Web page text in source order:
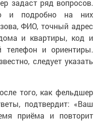
задаст ряд вопросов.
и подробно на них
ФИО, точный адрес
и квартиры, код и
телефон и ориентиры.
следует указать
того, как фельдшер
подтвердит: «Ваш
приёма и повторит